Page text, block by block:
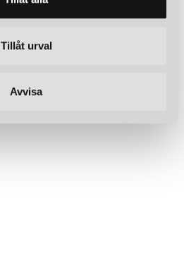
Tillåt urval
Avvisa